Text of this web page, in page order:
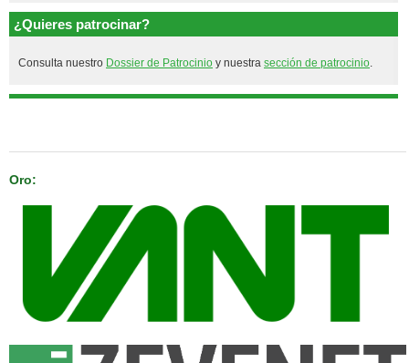
¿Quieres patrocinar?
Consulta nuestro Dossier de Patrocinio y nuestra sección de patrocinio.
Oro: